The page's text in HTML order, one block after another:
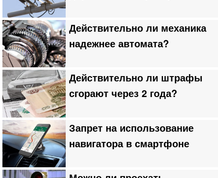
Действительно ли механика
надежнее автомата?
Действительно ли штрафы
сгорают через 2 года?
Запрет на использование
навигатора в смартфоне